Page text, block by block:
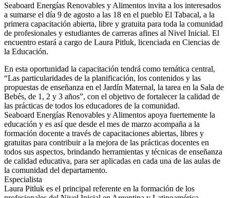
Seaboard Energías Renovables y Alimentos invita a los interesados
a sumarse el día 9 de agosto a las 18 en el pueblo El Tabacal, a la
primera capacitación abierta, libre y gratuita para toda la comunidad
de profesionales y estudiantes de carreras afines al Nivel Inicial. El
encuentro estará a cargo de Laura Pitluk, licenciada en Ciencias de
la Educación.
En esta oportunidad la capacitación tendrá como temática central,
“Las particularidades de la planificación, los contenidos y las
propuestas de enseñanza en el Jardín Maternal, la tarea en la Sala de
Bebés, de 1, 2 y 3 años”, con el objetivo de fortalecer la calidad de
las prácticas de todos los educadores de la comunidad.
Seaboard Energías Renovables y Alimentos apoya fuertemente la
educación y es así que desde el mes de marzo acompaña a la
formación docente a través de capacitaciones abiertas, libres y
gratuitas para contribuir a la mejora de las prácticas docentes en
todos sus aspectos, brindando herramientas y técnicas de enseñanza
de calidad educativa, para ser aplicadas en cada una de las aulas de
la comunidad del departamento.
Especialista
Laura Pitluk es el principal referente en la formación de los